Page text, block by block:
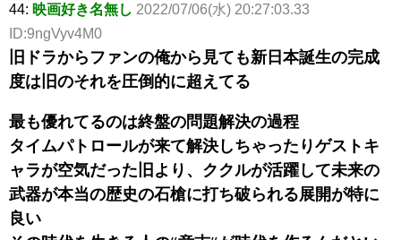
44: 映画好き名無し 2022/07/06(水) 20:27:03.33
ID:9ngVyv4M0
旧ドラからファンの俺から見ても新日本誕生の完成
度は旧のそれを圧倒的に超えてる
最も優れてるのは終盤の問題解決の過程
タイムパトロールが来て解決しちゃったりゲストキ
ャラが空気だった旧より、ククルが活躍して未来の
武器が本当の歴史の石槍に打ち破られる展開が特に
良い